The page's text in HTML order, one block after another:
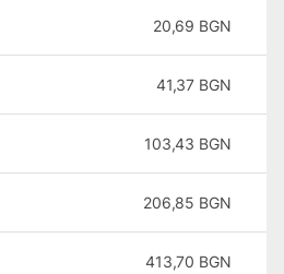
20,69 BGN
41,37 BGN
103,43 BGN
206,85 BGN
413,70 BGN